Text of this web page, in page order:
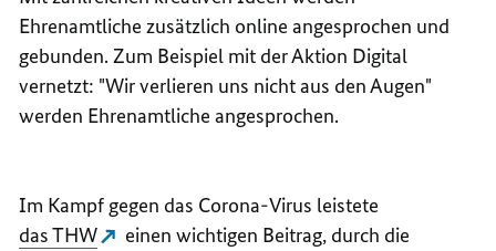
Ehrenamtliche zusätzlich online angesprochen und
gebunden. Zum Beispiel mit der Aktion Digital
vernetzt: "Wir verlieren uns nicht aus den Augen"
werden Ehrenamtliche angesprochen.
Im Kampf gegen das Corona-Virus leistete
das THW
einen wichtigen Beitrag, durch die